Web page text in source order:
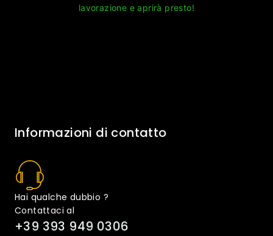
lavorazione e aprirà presto!
Informazioni di contatto
Hai qualche dubbio ?
Contattaci al
+39 393 949 0306